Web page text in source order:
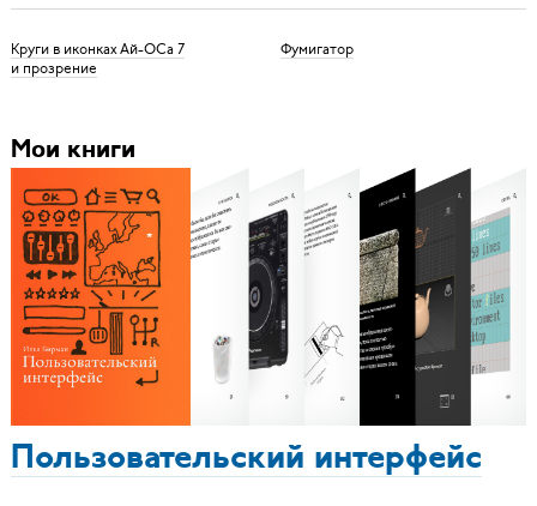
Круги в иконках Ай-ОСа 7
и прозрение
Фумигатор
Мои книги
Пользовательский интерфейс